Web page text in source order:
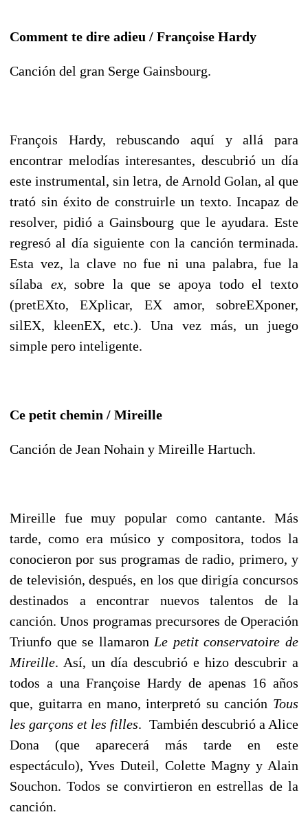
Comment te dire adieu / Françoise Hardy
Canción del gran Serge Gainsbourg.
François Hardy, rebuscando aquí y allá para
encontrar melodías interesantes, descubrió un día
este instrumental, sin letra, de Arnold Golan, al que
trató sin éxito de construirle un texto. Incapaz de
resolver, pidió a Gainsbourg que le ayudara. Este
regresó al día siguiente con la canción terminada.
Esta vez, la clave no fue ni una palabra, fue la
sílaba ex, sobre la que se apoya todo el texto
(pretEXto, EXplicar, EX amor, sobreEXponer,
silEX, kleenEX, etc.). Una vez más, un juego
simple pero inteligente.
Ce petit chemin / Mireille
Canción de Jean Nohain y Mireille Hartuch.
Mireille fue muy popular como cantante. Más
tarde, como era músico y compositora, todos la
conocieron por sus programas de radio, primero, y
de televisión, después, en los que dirigía concursos
destinados a encontrar nuevos talentos de la
canción. Unos programas precursores de Operación
Triunfo que se llamaron Le petit conservatoire de
Mireille. Así, un día descubrió e hizo descubrir a
todos a una Françoise Hardy de apenas 16 años
que, guitarra en mano, interpretó su canción Tous
les garçons et les filles. También descubrió a Alice
Dona (que aparecerá más tarde en este
espectáculo), Yves Duteil, Colette Magny y Alain
Souchon. Todos se convirtieron en estrellas de la
canción.